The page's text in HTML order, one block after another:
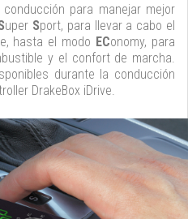
para manejar mejor
uper Sport, para llevar a cabo el
hasta el modo EConomy, para
y el confort de marcha.
durante la conducción
DrakeBox iDrive.